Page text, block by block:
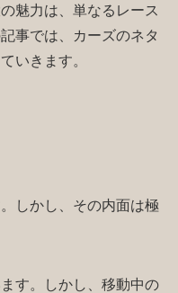
魅力は、単なるレース
事では、カーズのネタ
いきます。
しかし、その内面は極
す。しかし、移動中の